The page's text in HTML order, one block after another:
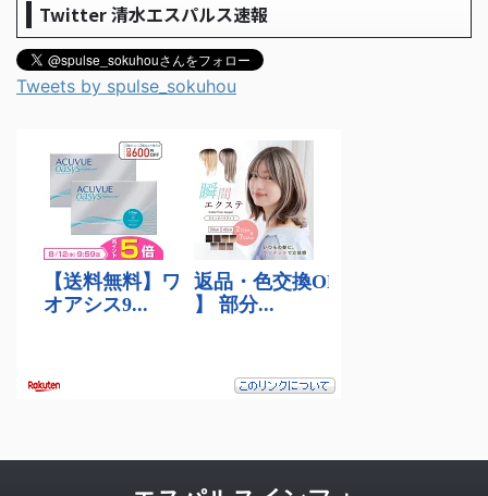
Twitter 清水エスパルス速報
Tweets by spulse_sokuhou